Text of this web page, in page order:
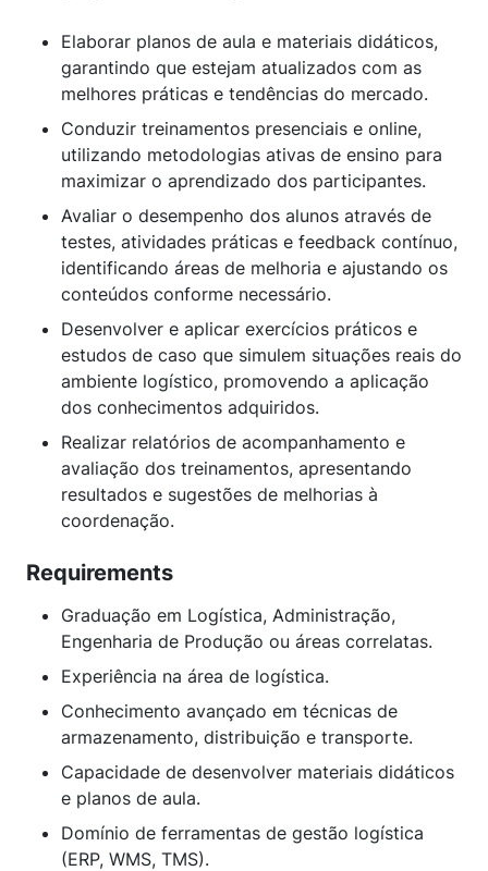
Elaborar planos de aula e materiais didáticos,
garantindo que estejam atualizados com as
melhores práticas e tendências do mercado.
Conduzir treinamentos presenciais e online,
utilizando metodologias ativas de ensino para
maximizar o aprendizado dos participantes.
Avaliar o desempenho dos alunos através de
testes, atividades práticas e feedback contínuo,
identificando áreas de melhoria e ajustando os
conteúdos conforme necessário.
Desenvolver e aplicar exercícios práticos e
estudos de caso que simulem situações reais do
ambiente logístico, promovendo a aplicação
dos conhecimentos adquiridos.
Realizar relatórios de acompanhamento e
avaliação dos treinamentos, apresentando
resultados e sugestões de melhorias à
coordenação.
Requirements
Graduação em Logística, Administração,
Engenharia de Produção ou áreas correlatas.
Experiência na área de logística.
Conhecimento avançado em técnicas de
armazenamento, distribuição e transporte.
Capacidade de desenvolver materiais didáticos
e planos de aula.
Domínio de ferramentas de gestão logística
(ERP, WMS, TMS).